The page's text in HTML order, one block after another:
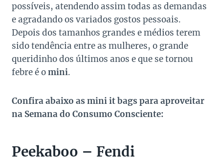
possíveis, atendendo assim todas as demandas
e agradando os variados gostos pessoais.
Depois dos tamanhos grandes e médios terem
sido tendência entre as mulheres, o grande
queridinho dos últimos anos e que se tornou
febre é omini.
Confira abaixo as mini it bags para aproveitar
na Semana do Consumo Consciente:
Peekaboo – Fendi